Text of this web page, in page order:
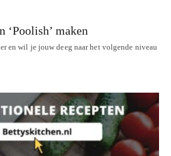
‘Poolish’ maken
en wil je jouw deeg naar het volgende niveau